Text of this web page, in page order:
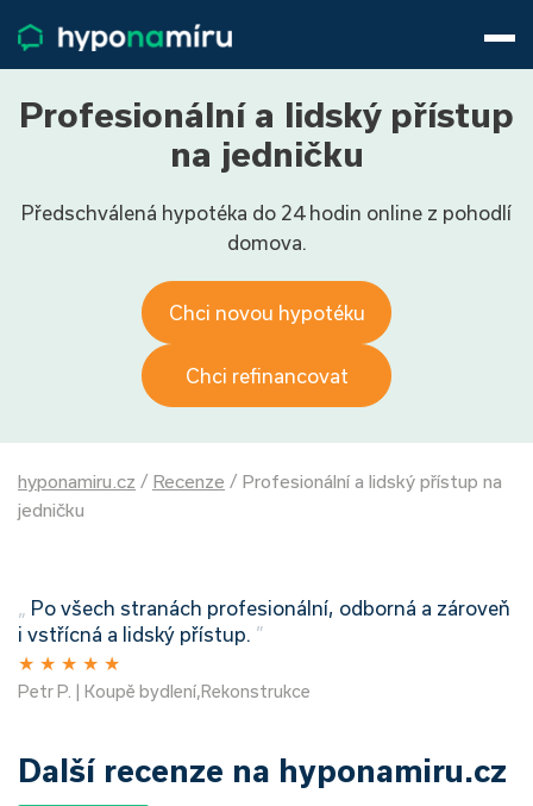
Životní pojištění
Pojištění nemovitosti
800 688 388
9−16 hod.
Profesionální a lidský přístup
na jedničku
Předschválená hypotéka do 24 hodin online z pohodlí
domova.
Chci novou hypotéku
Chci refinancovat
hyponamiru.cz / Recenze / Profesionální a lidský přístup na
jedničku
„ Po všech stranách profesionální, odborná a zároveň
i vstřícná a lidský přístup. ”
★ ★ ★ ★ ★
Petr P. | Koupě bydlení,Rekonstrukce
Další recenze na hyponamiru.cz